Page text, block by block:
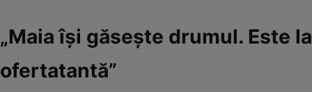
„Maia își găsește drumul. Este
ofertatantă”